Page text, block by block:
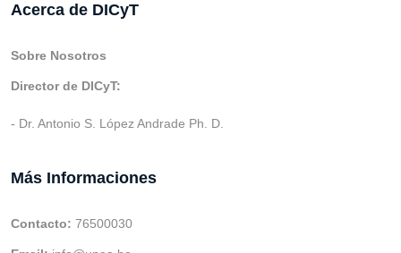
Acerca de DICyT
Sobre Nosotros
Director de DICyT:
- Dr. Antonio S. López Andrade Ph. D.
Más Informaciones
Contacto: 76500030